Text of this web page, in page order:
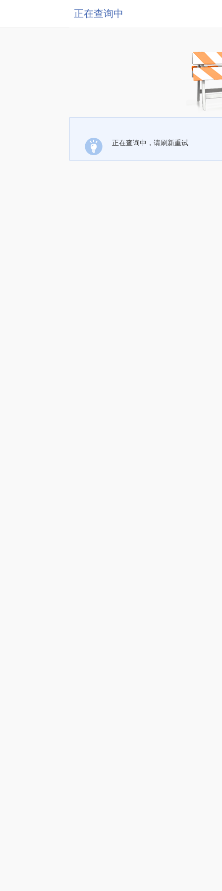
正在查询中
正在查询中，请刷新重试